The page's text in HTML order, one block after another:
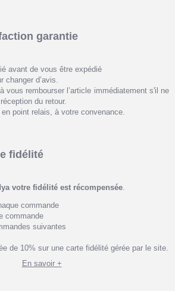
garantie
avant de vous être expédié
changer d’avis.
vous rembourser l’article immédiatement s'il ne
du retour.
point relais, à votre convenance.
fidélité
votre fidélité est récompensée.
commande
commande
suivantes
de 10% sur une carte fidélité gérée par le site.
En savoir +